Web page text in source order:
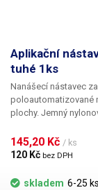
Aplikační
tuhé 1ks
Nanášecí nástavec
poloautomatizované
plochy. Jemný
Nabízíme nástavce
hustší kapaliny je
jsou všechny
145,20 Kč / ks
120 Kč bez DPH
skladem 6-25 ks